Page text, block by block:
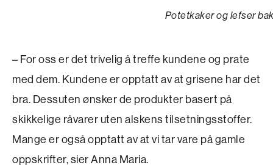
Potetkaker og lefser
– For oss er det trivelig å treffe kundene og prate
med dem. Kundene er opptatt av at grisene har det
bra. Dessuten ønsker de produkter basert på
skikkelige råvarer uten alskens tilsetningsstoffer.
Mange er også opptatt av at vi tar vare på gamle
oppskrifter, sier Anna Maria.